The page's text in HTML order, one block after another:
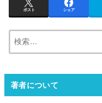
ポスト シェア
著者について